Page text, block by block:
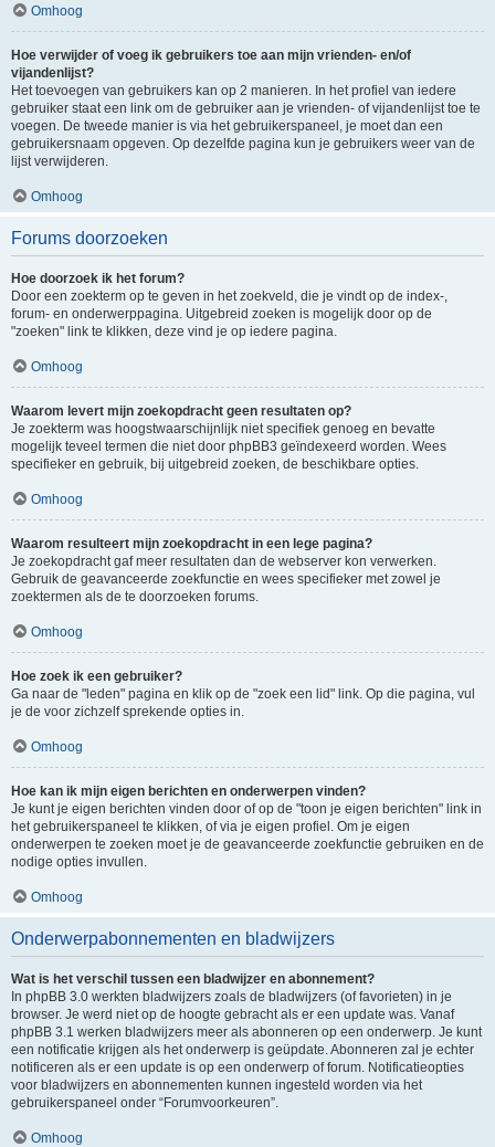
Omhoog
Hoe verwijder of voeg ik gebruikers toe aan mijn vrienden- en/of
vijandenlijst?
Het toevoegen van gebruikers kan op 2 manieren. In het profiel van iedere
gebruiker staat een link om de gebruiker aan je vrienden- of vijandenlijst toe te
voegen. De tweede manier is via het gebruikerspaneel, je moet dan een
gebruikersnaam opgeven. Op dezelfde pagina kun je gebruikers weer van de
lijst verwijderen.
Omhoog
Forums doorzoeken
Hoe doorzoek ik het forum?
Door een zoekterm op te geven in het zoekveld, die je vindt op de index-,
forum- en onderwerppagina. Uitgebreid zoeken is mogelijk door op de
"zoeken" link te klikken, deze vind je op iedere pagina.
Omhoog
Waarom levert mijn zoekopdracht geen resultaten op?
Je zoekterm was hoogstwaarschijnlijk niet specifiek genoeg en bevatte
mogelijk teveel termen die niet door phpBB3 geïndexeerd worden. Wees
specifieker en gebruik, bij uitgebreid zoeken, de beschikbare opties.
Omhoog
Waarom resulteert mijn zoekopdracht in een lege pagina?
Je zoekopdracht gaf meer resultaten dan de webserver kon verwerken.
Gebruik de geavanceerde zoekfunctie en wees specifieker met zowel je
zoektermen als de te doorzoeken forums.
Omhoog
Hoe zoek ik een gebruiker?
Ga naar de "leden" pagina en klik op de "zoek een lid" link. Op die pagina, vul
je de voor zichzelf sprekende opties in.
Omhoog
Hoe kan ik mijn eigen berichten en onderwerpen vinden?
Je kunt je eigen berichten vinden door of op de "toon je eigen berichten" link in
het gebruikerspaneel te klikken, of via je eigen profiel. Om je eigen
onderwerpen te zoeken moet je de geavanceerde zoekfunctie gebruiken en de
nodige opties invullen.
Omhoog
Onderwerpabonnementen en bladwijzers
Wat is het verschil tussen een bladwijzer en abonnement?
In phpBB 3.0 werkten bladwijzers zoals de bladwijzers (of favorieten) in je
browser. Je werd niet op de hoogte gebracht als er een update was. Vanaf
phpBB 3.1 werken bladwijzers meer als abonneren op een onderwerp. Je kunt
een notificatie krijgen als het onderwerp is geüpdate. Abonneren zal je echter
notificeren als er een update is op een onderwerp of forum. Notificatieopties
voor bladwijzers en abonnementen kunnen ingesteld worden via het
gebruikerspaneel onder “Forumvoorkeuren”.
Omhoog